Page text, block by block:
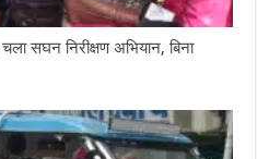
चला सघन निरीक्षण अभियान, बिना